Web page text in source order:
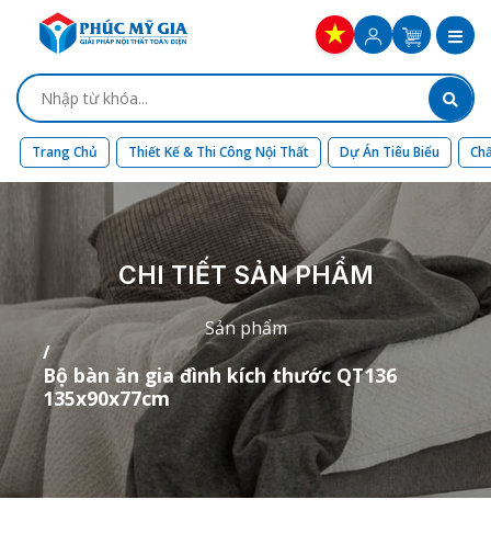
Trang Chủ Thiết Kế & Thi Công Nội Thất Dự Án Tiêu Biểu
CHI TIẾT SẢN PHẨM
Sản phẩm
Bộ bàn ăn gia đình kích thước QT136
135x90x77cm